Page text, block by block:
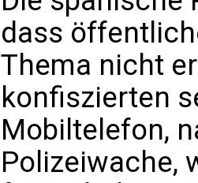
dass
Thema nicht
konfiszierten
Mobiltelefon,
Polizeiwache,